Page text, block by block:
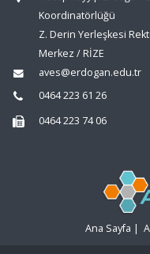
Koordinatörlüğü
Z. Derin Yerleşkesi
Merkez / RİZE
aves@erdogan.edu.tr
0464 223 61 26
0464 223 74 06
Ana Sayfa |